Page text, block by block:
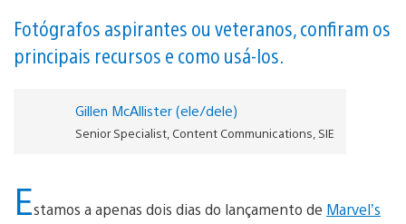
Fotógrafos aspirantes ou veteranos, confiram os
principais recursos e como usá-los.
Gillen McAllister (ele/dele)
Senior Specialist, Content Communications, SIE
Estamos a apenas dois dias do lançamento de Marvel’s